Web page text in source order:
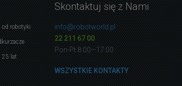
robotyki
25 lat
Skontaktuj się z Nami
info@robotworld.pl
22 211 67 00
Pon-Pt 8:00—17:00
WSZYSTKIE KONTAKTY